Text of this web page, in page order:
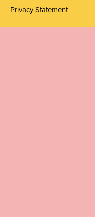
Privacy Statement